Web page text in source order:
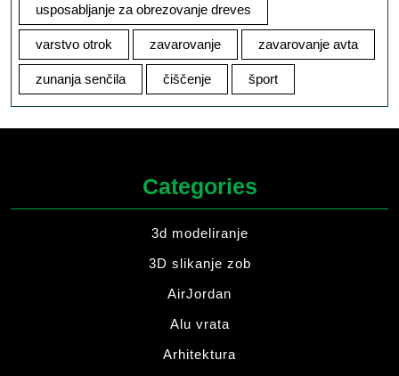
usposabljanje za obrezovanje dreves
varstvo otrok zavarovanje zavarovanje avta
zunanja senčila čiščenje šport
Categories
3d modeliranje
3D slikanje zob
AirJordan
Alu vrata
Arhitektura